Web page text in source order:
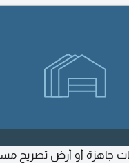
جاهزة أو أرض تصريح